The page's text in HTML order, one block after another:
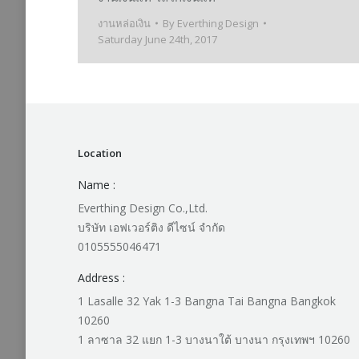
งานหล่อเงิน By Everthing Design
Saturday June 24th, 2017
Location
Name :
Everthing Design Co.,Ltd.
บริษัท เอฟเวอร์ติง ดีไซน์ จำกัด
0105555046471
Address :
1 Lasalle 32 Yak 1-3 Bangna Tai Bangna Bangkok
10260
1 ลาซาล 32 แยก 1-3 บางนาใต้ บางนา กรุงเทพฯ 10260